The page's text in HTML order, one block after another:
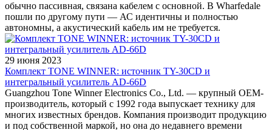
обычно пассивная, связана кабелем с основной. В Wharfedale
пошли по другому пути — АС идентичны и полностью
автономны, а акустический кабель им не требуется.
29 июня 2023
Комплект TONE WINNER: источник TY-30CD и
интегральный усилитель AD-66D
Guangzhou Tone Winner Electronics Co., Ltd. — крупный OEM-
производитель, который с 1992 года выпускает технику для
многих известных брендов. Компания производит продукцию
и под собственной маркой, но она до недавнего времени